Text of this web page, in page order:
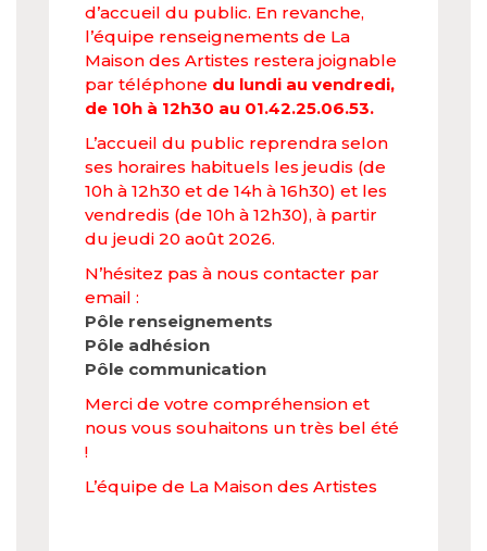
d’accueil du public. En revanche,
l’équipe renseignements de La
Maison des Artistes restera joignable
par téléphone du lundi au vendredi,
de 10h à 12h30 au 01.42.25.06.53.
L’accueil du public reprendra selon
ses horaires habituels les jeudis (de
10h à 12h30 et de 14h à 16h30) et les
vendredis (de 10h à 12h30), à partir
du jeudi 20 août 2026.
N’hésitez pas à nous contacter par
email :
Pôle renseignements
Pôle adhésion
Pôle communication
Merci de votre compréhension et
nous vous souhaitons un très bel été
!
L’équipe de La Maison des Artistes